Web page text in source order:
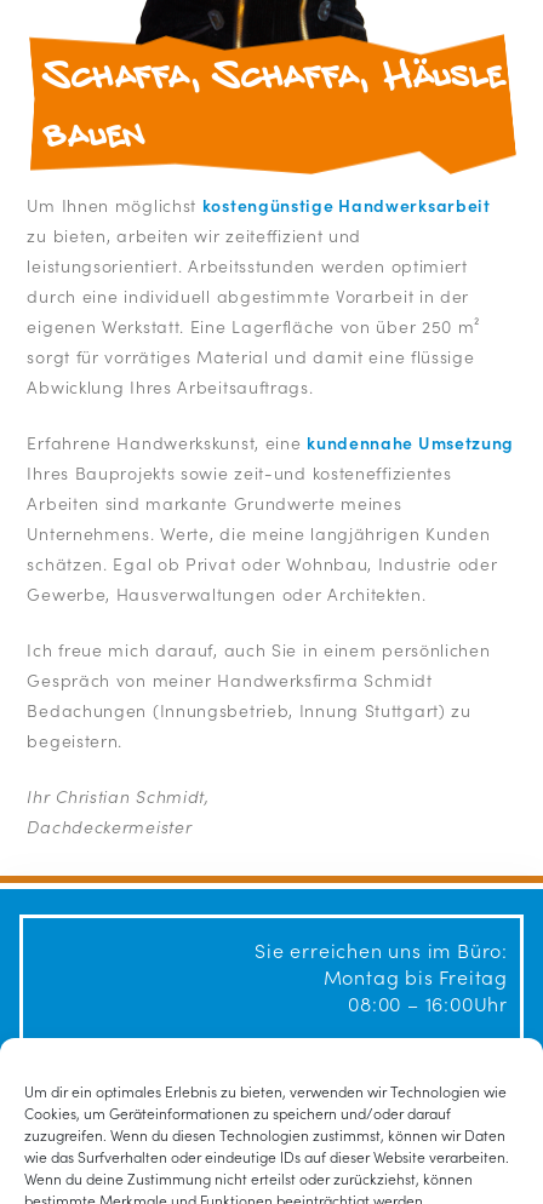
Um dir ein optimales Erlebnis zu bieten, verwenden wir Technologien wie
Cookies, um Geräteinformationen zu speichern und/oder darauf
zuzugreifen. Wenn du diesen Technologien zustimmst, können wir Daten
wie das Surfverhalten oder eindeutige IDs auf dieser Website verarbeiten.
Wenn du deine Zustimmung nicht erteilst oder zurückziehst, können
bestimmte Merkmale und Funktionen beeinträchtigt werden.
Schaffa, Schaffa, Häusle
bauen
Um Ihnen möglichst kostengünstige Handwerksarbeit
zu bieten, arbeiten wir zeiteffizient und
leistungsorientiert. Arbeitsstunden werden optimiert
durch eine individuell abgestimmte Vorarbeit in der
eigenen Werkstatt. Eine Lagerfläche von über 250 m²
sorgt für vorrätiges Material und damit eine flüssige
Abwicklung Ihres Arbeitsauftrags.
Erfahrene Handwerkskunst, eine kundennahe Umsetzung
Ihres Bauprojekts sowie zeit-und kosteneffizientes
Arbeiten sind markante Grundwerte meines
Unternehmens. Werte, die meine langjährigen Kunden
schätzen. Egal ob Privat oder Wohnbau, Industrie oder
Gewerbe, Hausverwaltungen oder Architekten.
Ich freue mich darauf, auch Sie in einem persönlichen
Gespräch von meiner Handwerksfirma Schmidt
Bedachungen (Innungsbetrieb, Innung Stuttgart) zu
begeistern.
Ihr Christian Schmidt,
Dachdeckermeister
Sie erreichen uns im Büro:
Montag bis Freitag
08:00 – 16:00Uhr
eMail: info@dachdeckermeister-schmidt.de